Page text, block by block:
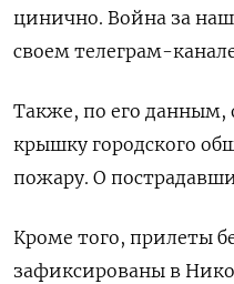
цинично. Война за
своем телеграм-
Также, по его данным,
крышку городского
пожару. О
Кроме того, прилеты
зафиксированы в